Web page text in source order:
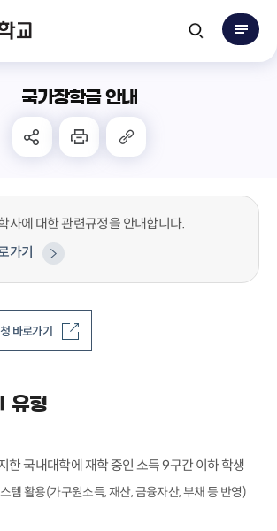
국가장학금 안내
사에 대한 관련규정을 안내합니다.
가기
바로가기
유형
한 국내대학에 재학 중인 소득 9구간 이하 학생
템 활용(가구원소득, 재산, 금융자산, 부채 등 반영)